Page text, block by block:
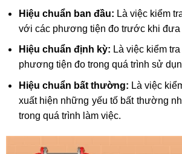
Hiệu chuẩn ban đầu: Là việc kiểm
với các phương tiện đo trước khi đưa
Hiệu chuẩn định kỳ: Là việc kiểm
phương tiện đo trong quá trình sử
Hiệu chuẩn bất thường: Là việc
xuất hiện những yếu tố bất thường
trong quá trình làm việc.